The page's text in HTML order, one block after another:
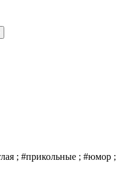
; #прикольные ; #юмор ;